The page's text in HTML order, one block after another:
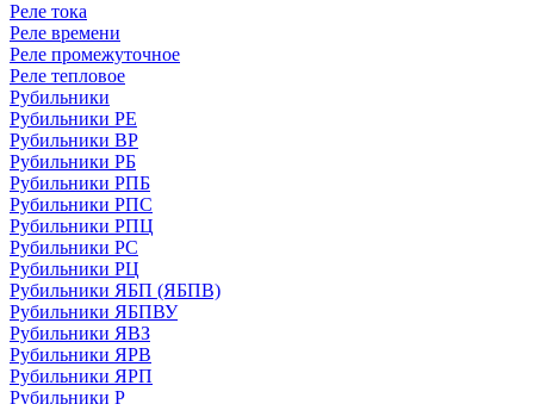
Реле тока
Реле времени
Реле промежуточное
Реле тепловое
Рубильники
Рубильники РЕ
Рубильники ВР
Рубильники РБ
Рубильники РПБ
Рубильники РПС
Рубильники РПЦ
Рубильники РС
Рубильники РЦ
Рубильники ЯБП (ЯБПВ)
Рубильники ЯБПВУ
Рубильники ЯВЗ
Рубильники ЯРВ
Рубильники ЯРП
Рубильники Р